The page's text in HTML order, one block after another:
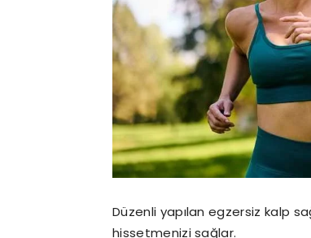
Düzenli yapılan egzersiz kalp
hissetmenizi sağlar.